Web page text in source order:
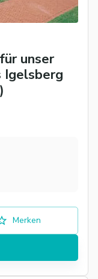
unser
Igelsberg
Merken